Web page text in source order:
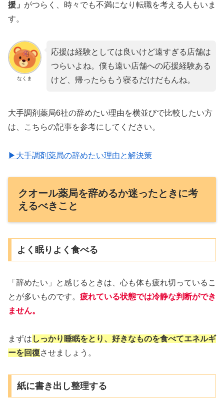
援」 がつらく、時々でも不満になり転職を考える人もいま
す。
なくま
応援は経験としては良いけど遠すぎる店舗は
つらいよね。僕も遠い店舗への応援経験ある
けど、帰ったらもう寝るだけだもんね。
大手調剤薬局6社の辞めたい理由を横並びで比較したい方
は、こちらの記事を参考にしてください。
▶大手調剤薬局の辞めたい理由と解決策
クオール薬局を辞めるか迷ったときに考
えるべきこと
よく眠りよく食べる
「辞めたい」と感じるときは、心も体も疲れ切っているこ
とが多いものです。 疲れている状態では冷静な判断ができ
ません。
まずは しっかり睡眠をとり、好きなものを食べてエネルギ
ーを回復させましょう。
紙に書き出し整理する